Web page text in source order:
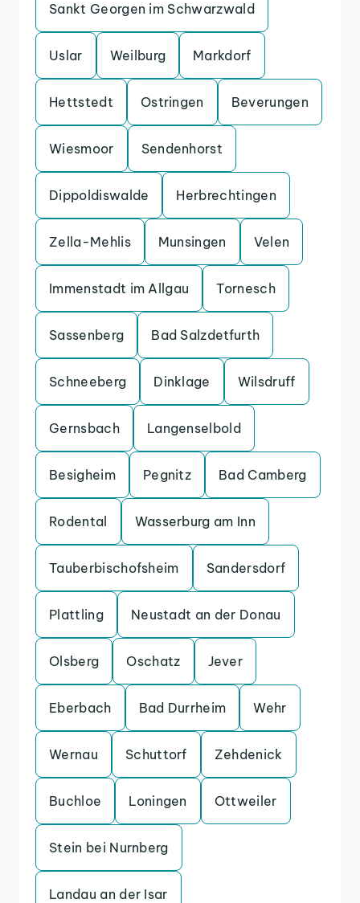
Sankt Georgen im Schwarzwald
Uslar Weilburg Markdorf
Hettstedt Ostringen Beverungen
Wiesmoor Sendenhorst
Dippoldiswalde Herbrechtingen
Zella-Mehlis Munsingen Velen
Immenstadt im Allgau Tornesch
Sassenberg Bad Salzdetfurth
Schneeberg Dinklage Wilsdruff
Gernsbach Langenselbold
Besigheim Pegnitz Bad Camberg
Rodental Wasserburg am Inn
Tauberbischofsheim Sandersdorf
Plattling Neustadt an der Donau
Olsberg Oschatz Jever
Eberbach Bad Durrheim Wehr
Wernau Schuttorf Zehdenick
Buchloe Loningen Ottweiler
Stein bei Nurnberg
Landau an der Isar